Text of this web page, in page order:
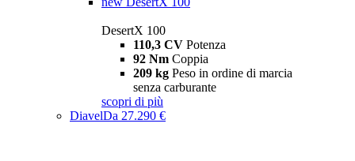
DesertX 100
110,3 CV Potenza
92 Nm Coppia
209 kg Peso in ordine di marcia
senza carburante
scopri di più
DiavelDa 27.290 €